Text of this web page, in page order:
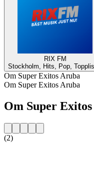
RIX FM
Stockholm, Hits, Pop,
Om Super Exitos Aruba
Om Super Exitos Aruba
Om Super
(2)